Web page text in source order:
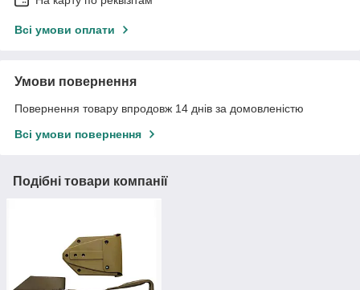
Всі умови оплати
Умови повернення
Повернення товару впродовж 14 днів за домовленістю
Всі умови повернення
Подібні товари компанії